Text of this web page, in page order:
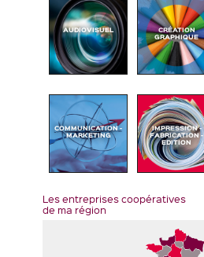
AUDIOVISUEL CRÉATION
GRAPHIQUE
COMMUNICATION -
MARKETING
IMPRESSION -
FABRICATION -
EDITION
Les entreprises coopératives
de ma région